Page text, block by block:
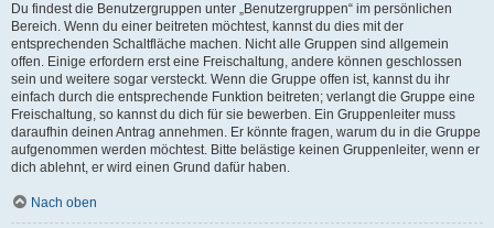
Du findest die Benutzergruppen unter „Benutzergruppen“ im persönlichen
Bereich. Wenn du einer beitreten möchtest, kannst du dies mit der
entsprechenden Schaltfläche machen. Nicht alle Gruppen sind allgemein
offen. Einige erfordern erst eine Freischaltung, andere können geschlossen
sein und weitere sogar versteckt. Wenn die Gruppe offen ist, kannst du ihr
einfach durch die entsprechende Funktion beitreten; verlangt die Gruppe eine
Freischaltung, so kannst du dich für sie bewerben. Ein Gruppenleiter muss
daraufhin deinen Antrag annehmen. Er könnte fragen, warum du in die Gruppe
aufgenommen werden möchtest. Bitte belästige keinen Gruppenleiter, wenn er
dich ablehnt, er wird einen Grund dafür haben.
Nach oben